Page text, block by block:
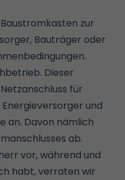
zur
Bauträger oder
Dieser
für
und
an. Davon nämlich
ab.
vor, während und
habt, verraten wir